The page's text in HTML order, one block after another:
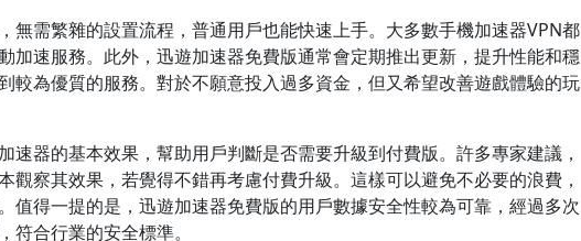
無需繁雜的設置流程，普通用戶也能快速上手。大多數手機加速器VPN都
加速服務。此外，迅遊加速器免費版通常會定期推出更新，提升性能和穩
較為優質的服務。對於不願意投入過多資金，但又希望改善遊戲體驗的玩
速器的基本效果，幫助用戶判斷是否需要升級到付費版。許多專家建議，
觀察其效果，若覺得不錯再考慮付費升級。這樣可以避免不必要的浪費，
值得一提的是，迅遊加速器免費版的用戶數據安全性較為可靠，經過多次
合行業的安全標準。